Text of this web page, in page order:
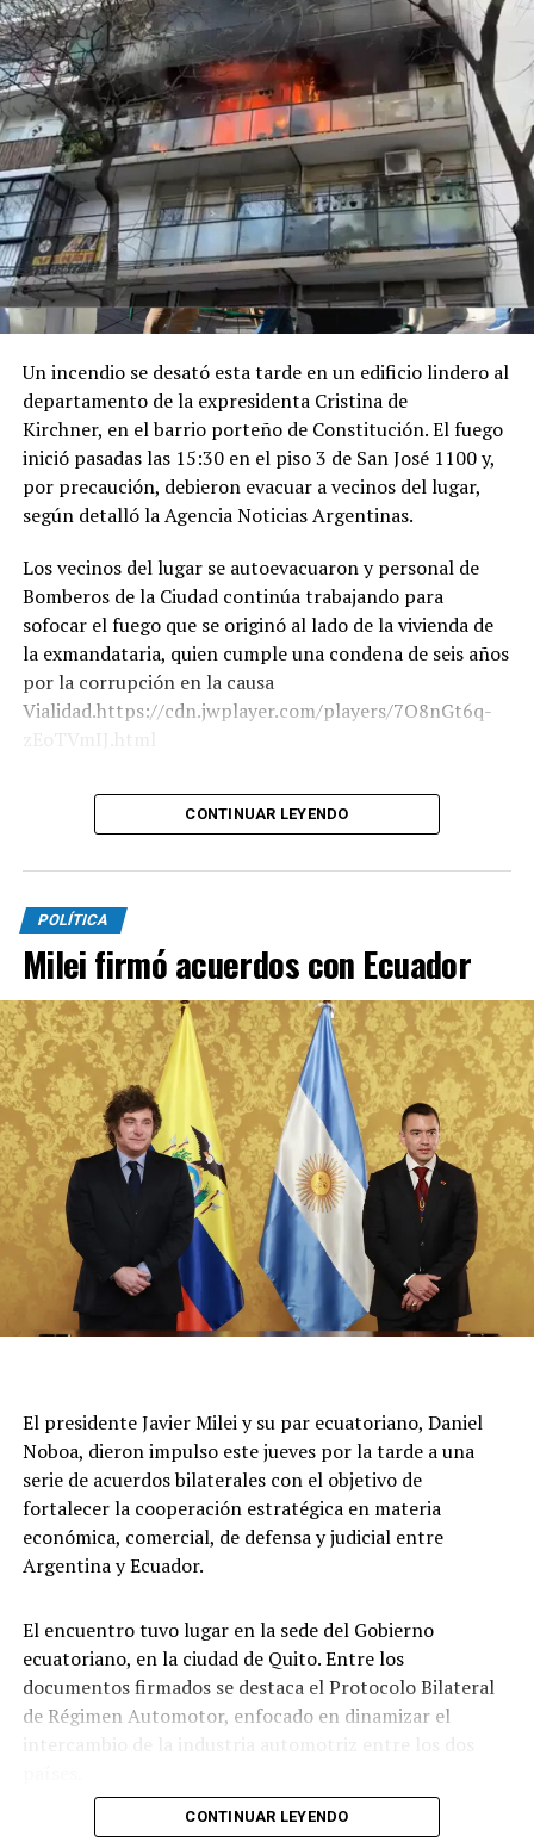
consolidar un bloque regional de derecha.
Después, el Presidente partió rápidamente para recibir
el Doctorado Honoris Causa otorgado por la Universidad
Santiago de Cali, en la sede de la Cámara de Comercio de
Cali.
Luego tuvo lugar el encuentro de Milei con el Rey de
España, del que participaron Karina Milei y Quirno. "Su
Majestad, que placer verlo", lo saludó el mandatario
argentino en las imágenes que difundió Presidencia.
ceremonia de juramentación y toma de posesión del
presidente colombiano electo.
Finalmente, a la madrugada de la Argentina, partía el
vuelo presidencial desde Santiago de Cali con destino a
Buenos Aires.
Un incendio se desató esta tarde en un edificio lindero al
departamento de la expresidenta Cristina de
Kirchner, en el barrio porteño de Constitución. El fuego
inició pasadas las 15:30 en el piso 3 de San José 1100 y,
por precaución, debieron evacuar a vecinos del lugar,
según detalló la Agencia Noticias Argentinas.
Los vecinos del lugar se autoevacuaron y personal de
Bomberos de la Ciudad continúa trabajando para
sofocar el fuego que se originó al lado de la vivienda de
la exmandataria, quien cumple una condena de seis años
por la corrupción en la causa
Vialidad.https://cdn.jwplayer.com/players/7O8nGt6q-
zEoTVmIJ.html
Según trascendió, dos pacientes mayores de edad fueron
derivados al Hospital Penna por inhalación de humo. Por
que "no fue necesario" hacerlo con los residentes de
otras estructuras.
Además, Crescenti afirmó a TN que "el departamento se
incendió por completo" y que “hay una mujer de 57 años
con una crisis nerviosa".
Unos 15 móviles del Sistema de Atención Médica de
Emergencias trabajan en la zona y no se confirmaron
más damnificados. Por el momento, continúa el
operativo y se mantiene cortado el tránsito en la zona,
sobre la calle San José.
CONTINUAR LEYENDO
POLÍTICA
Milei firmó acuerdos con Ecuador
El presidente Javier Milei y su par ecuatoriano, Daniel
Noboa, dieron impulso este jueves por la tarde a una
serie de acuerdos bilaterales con el objetivo de
fortalecer la cooperación estratégica en materia
económica, comercial, de defensa y judicial entre
Argentina y Ecuador.
El encuentro tuvo lugar en la sede del Gobierno
ecuatoriano, en la ciudad de Quito. Entre los
documentos firmados se destaca el Protocolo Bilateral
de Régimen Automotor, enfocado en dinamizar el
CONTINUAR LEYENDO